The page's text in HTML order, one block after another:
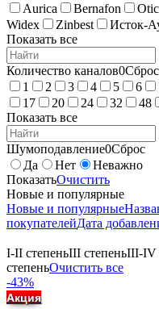
Aurica
Bernafon
Widex
Zinbest Исток-
Показать все
Количество каналов0Сброс
1
2 3 4 5 6
17
20 24 32 48
Показать все
Шумоподавление0Сброс
Да
Нет
Неважно
ПоказатьОчистить
Новые и популярные
Новые и популярные
покупателейДата
I-II степеньIII степеньIII-IV
степеньОчистить все
-43%
Акция